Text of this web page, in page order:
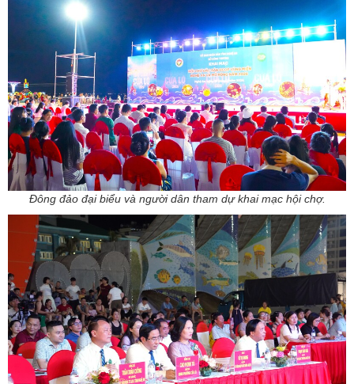
Đông đảo đại biểu và người dân tham dự khai mạc hội chợ.